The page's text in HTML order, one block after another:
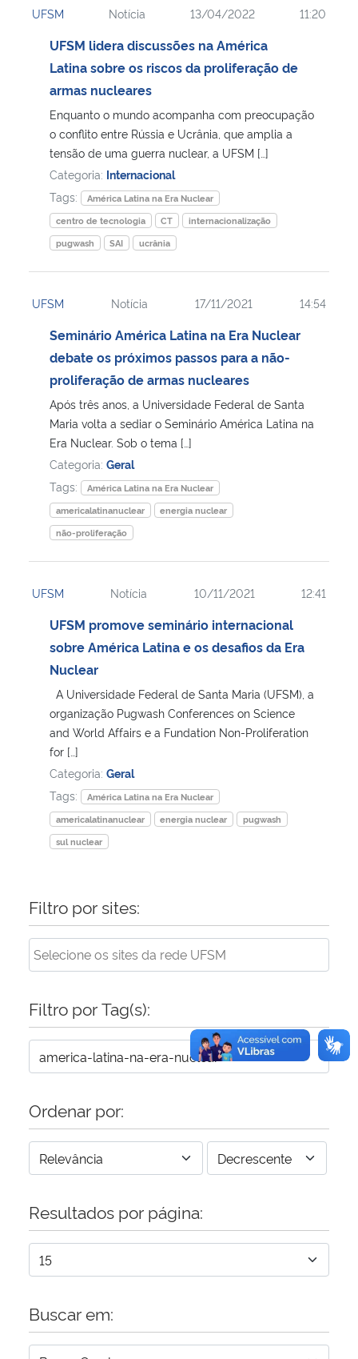
Ministério da Cidadania
Ministério de Minas e Energia
Ministério da Ciência, Tecnologia, Inovações e Comunicações
Ministério do Meio Ambiente
Ministério do Turismo
Controladoria-Geral da União
Ministério da Mulher, da Família e dos Direitos Humanos
Secretaria de Governo
Gabinete de Segurança Institucional
Advocacia-Geral da União
Banco Central do Brasil
UFSM Notícia 13/04/2022 11:20
UFSM lidera discussões na América
Latina sobre os riscos da proliferação de
armas nucleares
Enquanto o mundo acompanha com preocupação
o conflito entre Rússia e Ucrânia, que amplia a
tensão de uma guerra nuclear, a UFSM […]
Categoria: Internacional
Tags:
América Latina na Era Nuclear
centro de tecnologia
CT
internacionalização
pugwash
SAI ucrânia
UFSM Notícia 17/11/2021 14:54
Seminário América Latina na Era Nuclear
debate os próximos passos para a não-
proliferação de armas nucleares
Após três anos, a Universidade Federal de Santa
Maria volta a sediar o Seminário América Latina na
Era Nuclear. Sob o tema […]
Categoria: Geral
Tags:
América Latina na Era Nuclear
americalatinanuclear
energia nuclear
não-proliferação
UFSM Notícia 10/11/2021 12:41
UFSM promove seminário internacional
sobre América Latina e os desafios da Era
Nuclear
A Universidade Federal de Santa Maria (UFSM), a
organização Pugwash Conferences on Science
and World Affairs e a Fundation Non-Proliferation
for […]
Categoria: Geral
Tags:
América Latina na Era Nuclear
americalatinanuclear
energia nuclear
pugwash
sul nuclear
Filtro por sites:
Filtro por Tag(s):
Ordenar por:
Resultados por página:
Buscar em: